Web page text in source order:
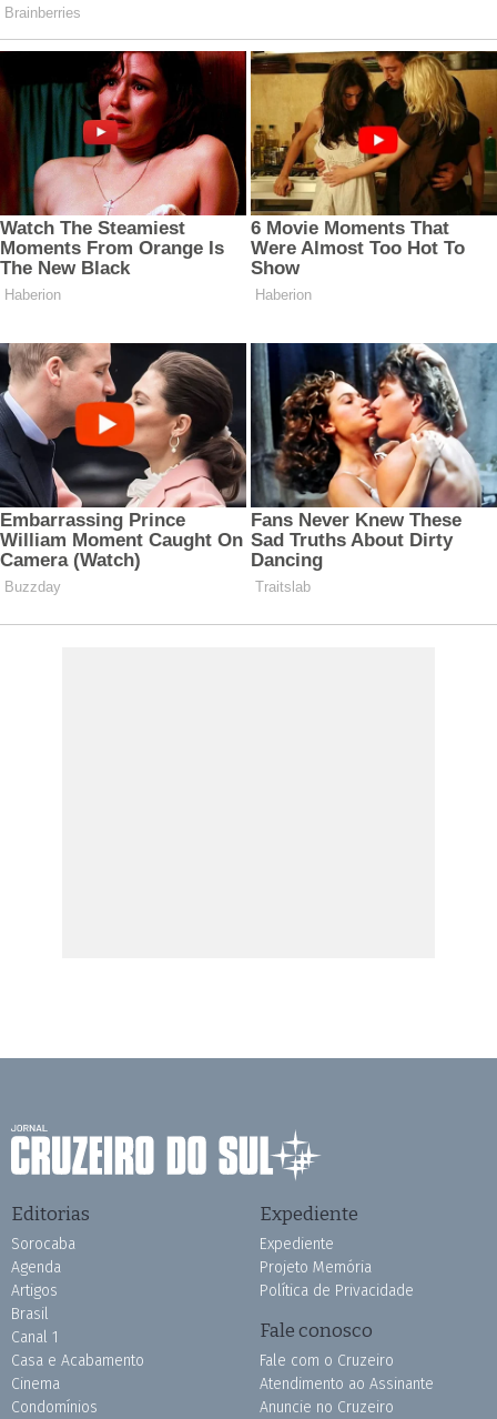
Editorias
Sorocaba
Agenda
Artigos
Brasil
Canal 1
Casa e Acabamento
Cinema
Condomínios
Expediente
Expediente
Projeto Memória
Política de Privacidade
Fale conosco
Fale com o Cruzeiro
Atendimento ao Assinante
Anuncie no Cruzeiro